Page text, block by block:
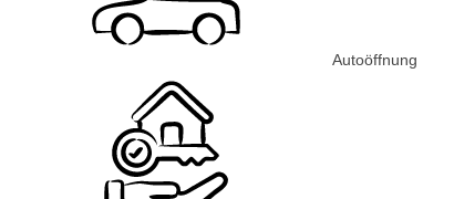
Autoöffnung